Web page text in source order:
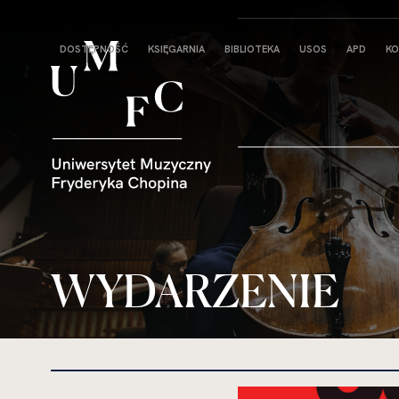
Strona
główna
DOSTĘPNOŚĆ KSIĘGARNIA BIBLIOTEKA USOS APD
WYDARZENIE